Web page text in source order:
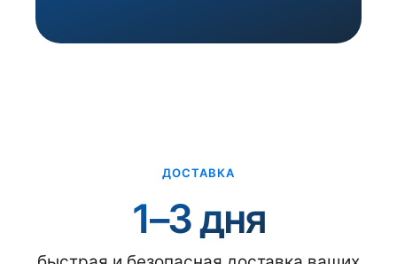
ДОСТАВКА
1–3 дня